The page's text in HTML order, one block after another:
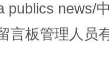
” 如何以
publics news/
言板管理人员